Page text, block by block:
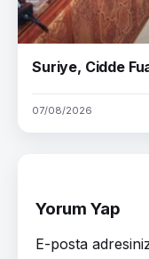
Suriye, Cidde
07/08/2026
Yorum Yap
E-posta